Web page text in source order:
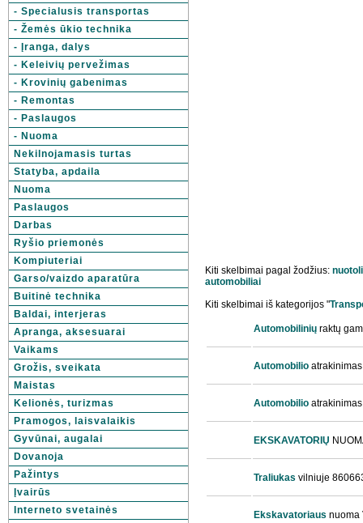
- Specialusis transportas
- Žemės ūkio technika
- Įranga, dalys
- Keleivių pervežimas
- Krovinių gabenimas
- Remontas
- Paslaugos
- Nuoma
Nekilnojamasis turtas
Statyba, apdaila
Nuoma
Paslaugos
Darbas
Ryšio priemonės
Kompiuteriai
Garso/vaizdo aparatūra
Buitinė technika
Baldai, interjeras
Apranga, aksesuarai
Vaikams
Grožis, sveikata
Maistas
Kelionės, turizmas
Pramogos, laisvalaikis
Gyvūnai, augalai
Dovanoja
Pažintys
Įvairūs
Interneto svetainės
Kiti skelbimai pagal žodžius:
automobiliai
Kiti skelbimai iš kategorijos "
Automobilinių raktų
Automobilio
Automobilio
EKSKAVATORIŲ
Traliukas vilniuje
Ekskavatoriaus nuoma